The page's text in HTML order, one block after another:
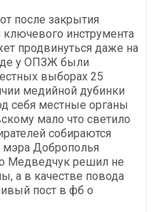
после закрытия
инструмента
продвинуться даже на
у ОПЗЖ были
выборах 25
медийной дубинки
себя местные органы
мало что светило
собираются
мэра Доброполья
Медведчук решил не
а в качестве повода
пост в фб о